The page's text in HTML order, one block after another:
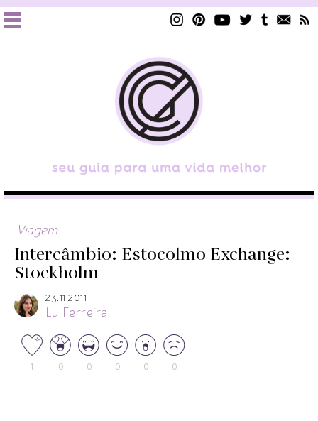
Viagem
Intercâmbio: Estocolmo Exchange:
Stockholm
23.11.2011
Lu Ferreira
1 0 0 0 0 0